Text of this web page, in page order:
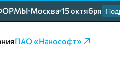
Москва 15 октября
ПАО «Нанософт»